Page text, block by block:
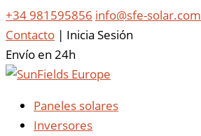
+34 981595856 info@sfe-solar.com
Contacto | Inicia Sesión
Envío en 24h
Paneles solares
Inversores